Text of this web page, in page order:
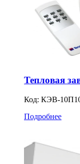
Тепловая
Код: КЭВ-
Подробнее